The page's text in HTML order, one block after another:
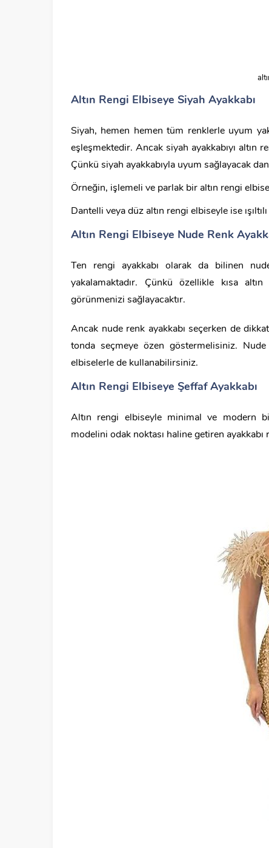
Altın Rengi Elbiseye Siyah Ayakkabı
Siyah, hemen hemen tüm renklerle uyum
eşleşmektedir. Ancak siyah ayakkabıyı
Çünkü siyah ayakkabıyla uyum sağlayacak
Örneğin, işlemeli ve parlak bir altın rengi
Dantelli veya düz altın rengi elbiseyle ise
Altın Rengi Elbiseye Nude Renk
Ten rengi ayakkabı olarak da bilinen
yakalamaktadır. Çünkü özellikle kısa
görünmenizi sağlayacaktır.
Ancak nude renk ayakkabı seçerken de
tonda seçmeye özen göstermelisiniz. Nude
elbiselerle de kullanabilirsiniz.
Altın Rengi Elbiseye Şeffaf Ayakkabı
Altın rengi elbiseyle minimal ve modern
modelini odak noktası haline getiren ayakkabı